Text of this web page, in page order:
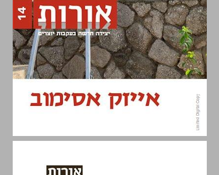
אורות גיליון 14: אייזק אסימוב ... 0